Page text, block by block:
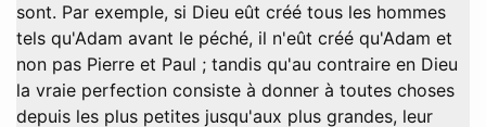
sont. Par exemple, si Dieu eût créé tous les hommes
tels qu'Adam avant le péché, il n'eût créé qu'Adam et
non pas Pierre et Paul ; tandis qu'au contraire en Dieu
la vraie perfection consiste à donner à toutes choses
depuis les plus petites jusqu'aux plus grandes, leur